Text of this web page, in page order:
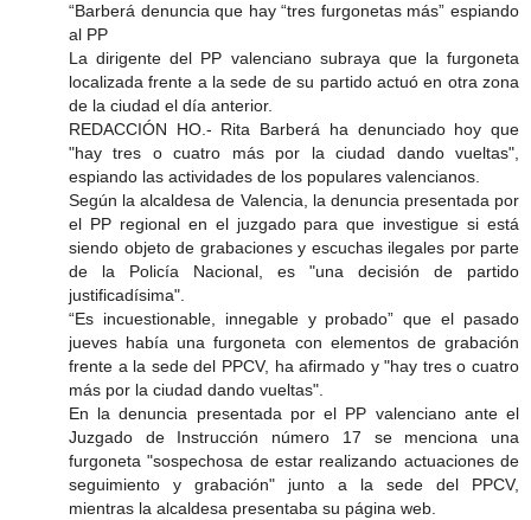
“Barberá denuncia que hay “tres furgonetas más” espiando
al PP
La dirigente del PP valenciano subraya que la furgoneta
localizada frente a la sede de su partido actuó en otra zona
de la ciudad el día anterior.
REDACCIÓN HO.- Rita Barberá ha denunciado hoy que
"hay tres o cuatro más por la ciudad dando vueltas",
espiando las actividades de los populares valencianos.
Según la alcaldesa de Valencia, la denuncia presentada por
el PP regional en el juzgado para que investigue si está
siendo objeto de grabaciones y escuchas ilegales por parte
de la Policía Nacional, es "una decisión de partido
justificadísima".
“Es incuestionable, innegable y probado” que el pasado
jueves había una furgoneta con elementos de grabación
frente a la sede del PPCV, ha afirmado y "hay tres o cuatro
más por la ciudad dando vueltas".
En la denuncia presentada por el PP valenciano ante el
Juzgado de Instrucción número 17 se menciona una
furgoneta "sospechosa de estar realizando actuaciones de
seguimiento y grabación" junto a la sede del PPCV,
mientras la alcaldesa presentaba su página web.